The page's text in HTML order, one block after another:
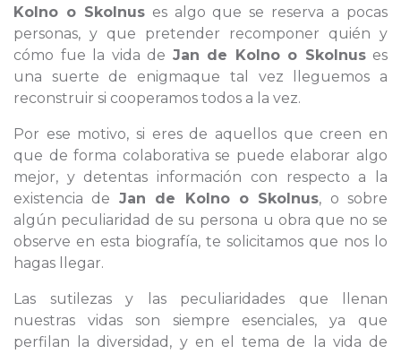
Kolno o Skolnuses algo que se reserva a pocas
personas, y que pretender recomponer quién y
cómo fue la vida de Jan de Kolno o Skolnuses
una suerte de enigmaque tal vez lleguemos a
reconstruir si cooperamos todos a la vez.
Por ese motivo, si eres de aquellos que creen en
que de forma colaborativa se puede elaborar algo
mejor, y detentas información con respecto a la
existencia de Jan de Kolno o Skolnus, o sobre
algún peculiaridad de su persona u obra que no se
observe en esta biografía, te solicitamos que nos lo
hagas llegar.
Las sutilezas y las peculiaridades que llenan
nuestras vidas son siempre esenciales, ya que
perfilan la diversidad, y en el tema de la vida de